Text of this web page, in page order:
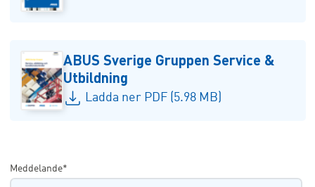
ABUS Sverige Gruppen Service &
Utbildning
Ladda ner PDF (5.98 MB)
Meddelande*